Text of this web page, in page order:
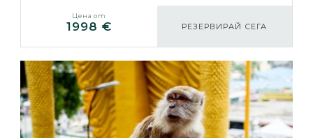
Цена от
1998 € РЕЗЕРВИРАЙ СЕГА